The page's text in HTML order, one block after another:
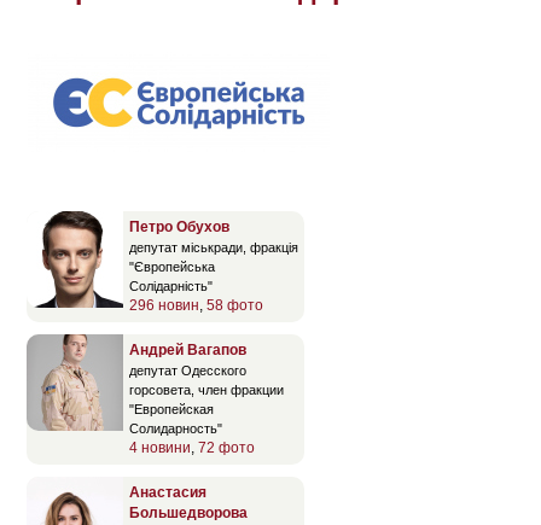
Петро Обухов
депутат міськради, фракція
"Європейська
Солідарність"
296 новин, 58 фото
Андрей Вагапов
депутат Одесского
горсовета, член фракции
"Европейская
Солидарность"
4 новини, 72 фото
Анастасия
Большедворова